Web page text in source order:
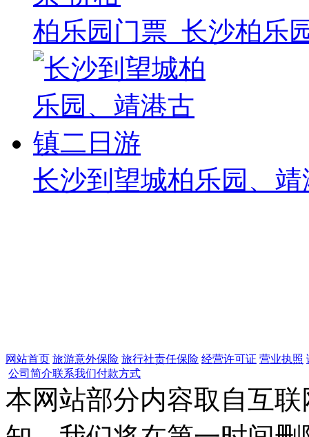
柏乐园门票_长沙柏乐
长沙到望城柏乐园、
网站首页 旅游意外保险 旅行社责任保险 经营许可证 营业执照
公司简介联系我们付款方式
本网站部分内容取自互